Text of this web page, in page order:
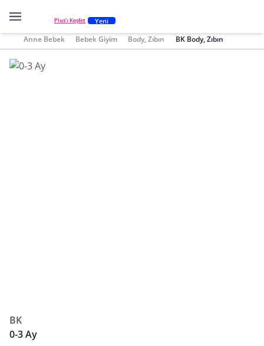
Plus'ı Keşfet Yeni
Anne Bebek Bebek Giyim Body, Zıbın BK Body, Zıbın
BK
0-3 Ay